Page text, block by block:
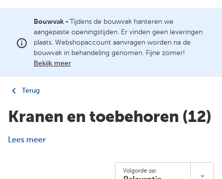
Bouwvak -
Tijdens de bouwvak hanteren we
aangepaste openingstijden. Er vinden geen leveringen
plaats. Webshopaccount aanvragen worden na de
bouwvak in behandeling genomen. Fijne zomer!
Bekijk meer
Terug
Kranen en toebehoren (12)
Lees meer
Volgorde op: